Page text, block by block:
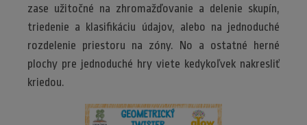
zase užitočné na zhromažďovanie a delenie skupín,
triedenie a klasifikáciu údajov, alebo na jednoduché
rozdelenie priestoru na zóny. No a ostatné herné
plochy pre jednoduché hry viete kedykoľvek nakresliť
kriedou.